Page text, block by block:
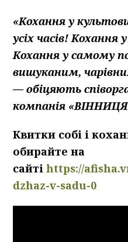
«Кохання у
усіх часів! Кохання
Кохання у самому
вишуканим,
—обіцяють
компанія
Квитки собі і
обирайте на
сайтіhttps://
dzhaz-v-sadu-0